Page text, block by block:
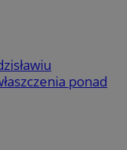
ponad